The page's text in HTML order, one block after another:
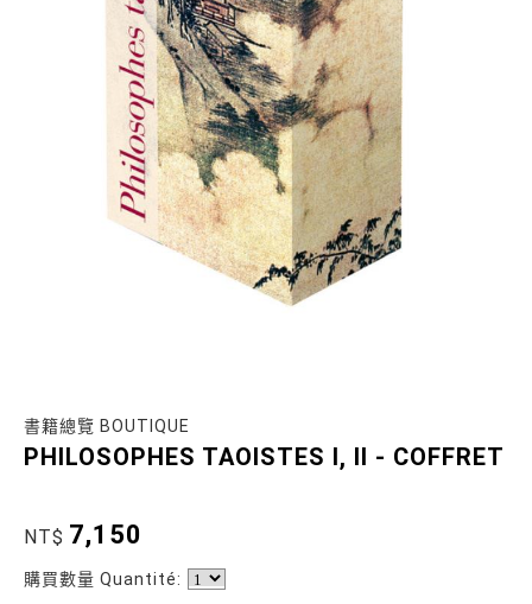
書籍總覽 BOUTIQUE
PHILOSOPHES TAOISTES I, II - COFFRET
NT$ 7,150
購買數量 Quantité: